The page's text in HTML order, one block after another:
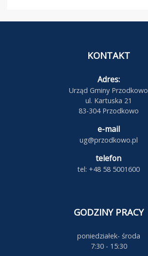
KONTAKT
Adres:
Urząd Gminy Przodkowo
ul. Kartuska 21
83-304 Przodkowo
e-mail
ug@przodkowo.pl
telefon
tel: +48 58 5001600
GODZINY PRACY
poniedziałek- środa
7:30 - 15:30